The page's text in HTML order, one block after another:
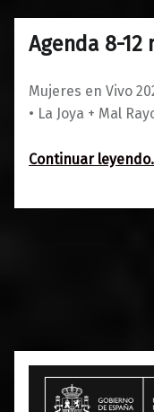
Agenda 8-12
Mujeres en Vivo
• La Joya + Mal
Continuar leyendo
06/03/20230
Maravillas